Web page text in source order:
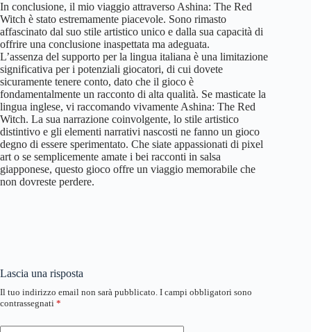
In conclusione, il mio viaggio attraverso Ashina: The Red
Witch è stato estremamente piacevole. Sono rimasto
affascinato dal suo stile artistico unico e dalla sua capacità di
offrire una conclusione inaspettata ma adeguata.
L’assenza del supporto per la lingua italiana è una limitazione
significativa per i potenziali giocatori, di cui dovete
sicuramente tenere conto, dato che il gioco è
fondamentalmente un racconto di alta qualità. Se masticate la
lingua inglese, vi raccomando vivamente Ashina: The Red
Witch. La sua narrazione coinvolgente, lo stile artistico
distintivo e gli elementi narrativi nascosti ne fanno un gioco
degno di essere sperimentato. Che siate appassionati di pixel
art o se semplicemente amate i bei racconti in salsa
giapponese, questo gioco offre un viaggio memorabile che
non dovreste perdere.
Lascia una risposta
Il tuo indirizzo email non sarà pubblicato. I campi obbligatori sono
contrassegnati *